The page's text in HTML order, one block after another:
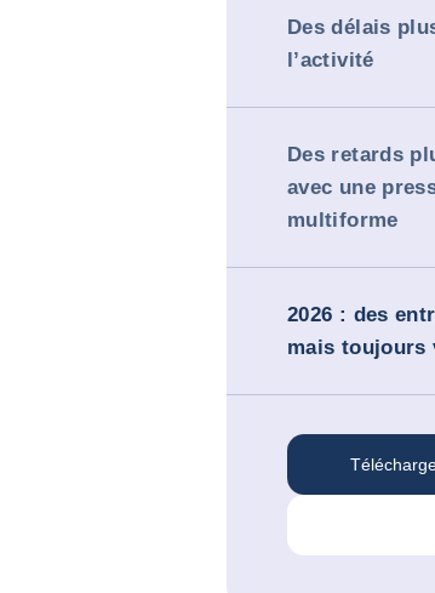
Des délais
l’activité
Des retards
avec une
multiforme
2026 : des
mais toujours